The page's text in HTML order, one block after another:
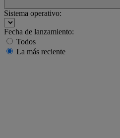
Sistema operativo:
Fecha de lanzamiento:
Todos
La más reciente